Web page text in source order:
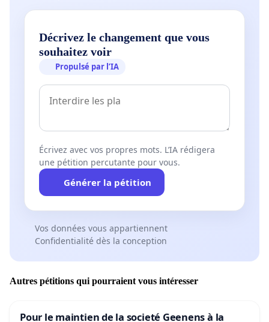
Décrivez le changement que vous
souhaitez voir
Propulsé par l’IA
Écrivez avec vos propres mots. L’IA rédigera
une pétition percutante pour vous.
Générer la pétition
Vos données vous appartiennent
Confidentialité dès la conception
Autres pétitions qui pourraient vous intéresser
Pour le maintien de la societé Geenens à la